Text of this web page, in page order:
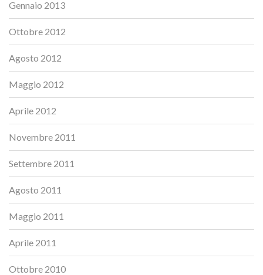
Gennaio 2013
Ottobre 2012
Agosto 2012
Maggio 2012
Aprile 2012
Novembre 2011
Settembre 2011
Agosto 2011
Maggio 2011
Aprile 2011
Ottobre 2010